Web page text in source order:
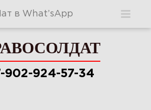
в What’sApp
902-924-57-34